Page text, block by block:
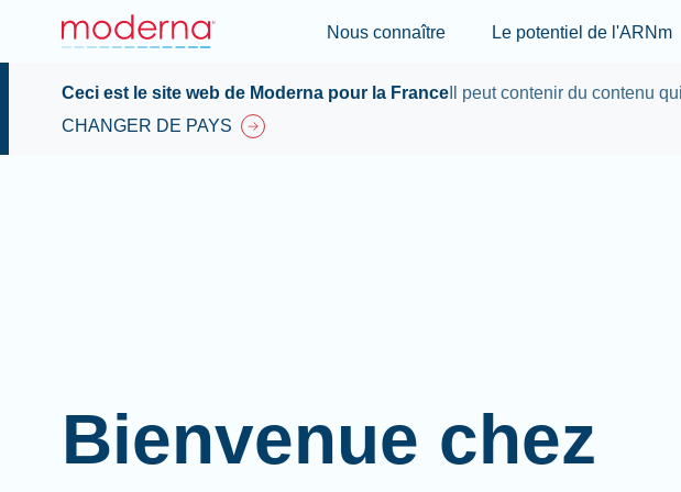
Nous connaître Le potentiel de l'ARNm
Ceci est le site web de Moderna pour la France Il peut contenir du contenu
CHANGER DE PAYS
Bienvenue chez